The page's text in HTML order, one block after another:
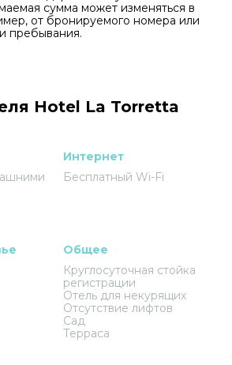
сумма может изменяться в
от бронируемого номера или
пребывания.
Hotel La Torretta
Интернет
Бесплатный Wi-Fi
Общее
Круглосуточная стойка
регистрации
Отель для некурящих
Отсутствие лифтов
Сад
Терраса